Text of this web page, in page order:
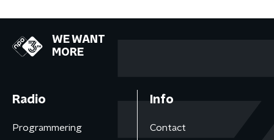
WE WANT
MORE
Radio
Programmering
Info
Contact